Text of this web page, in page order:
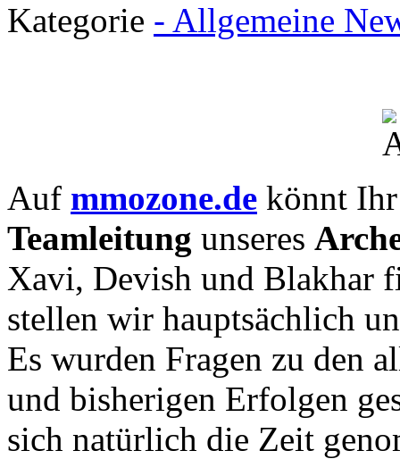
Kategorie - Allgemeine
Auf mmozone.de könnt
Teamleitung unseres
Xavi, Devish und Blakhar
stellen wir hauptsächlich
Es wurden Fragen zu den
und bisherigen Erfolgen
sich natürlich die Zeit